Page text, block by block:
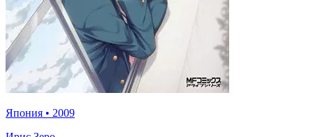
Япония • 2009